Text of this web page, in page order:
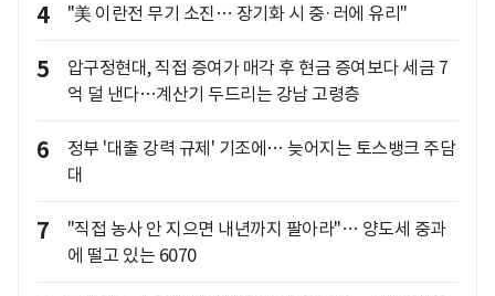
4 "美 이란전 무기 소진… 장기화 시 중·러에 유리"
5
압구정현대, 직접 증여가 매각 후 현금 증여보다 세금 7
억 덜 낸다…계산기 두드리는 강남 고령층
6
정부 '대출 강력 규제' 기조에… 늦어지는 토스뱅크 주담
대
7
"직접 농사 안 지으면 내년까지 팔아라"… 양도세 중과
에 떨고 있는 6070